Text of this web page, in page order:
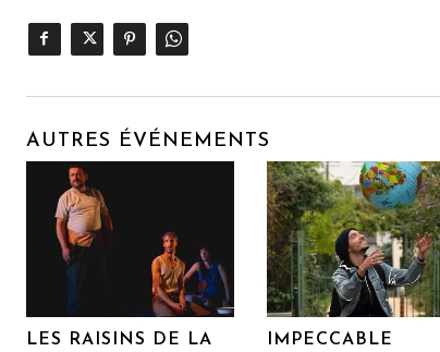
AUTRES ÉVÉNEMENTS
LES RAISINS DE LA
IMPECCABLE